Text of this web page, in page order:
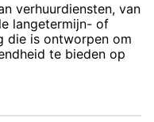
verhuurdiensten, van
langetermijn- of
die is ontworpen om
te bieden op